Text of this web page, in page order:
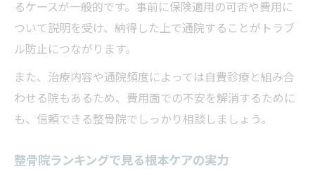
るケースが一般的です。事前に保険適用の可否や費用に
ついて説明を受け、納得した上で通院することがトラブ
ル防止につながります。
また、治療内容や通院頻度によっては自費診療と組み合
わせる院もあるため、費用面での不安を解消するために
も、信頼できる整骨院でしっかり相談しましょう。
整骨院ランキングで見る根本ケアの実力